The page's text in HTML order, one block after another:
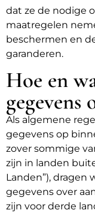
dat ze de nodige
maatregelen
beschermen en
garanderen.
Hoe en
gegevens
Als algemene
gegevens op
zover sommige
zijn in landen
Landen”), dragen
gegevens over
zijn voor derde